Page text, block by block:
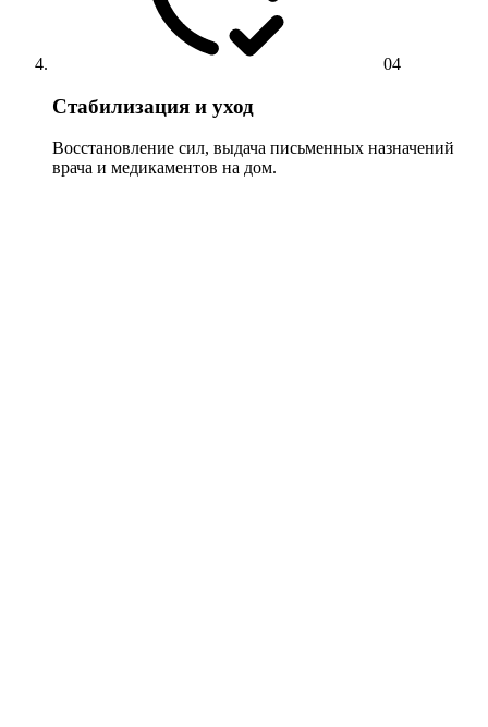
04
Стабилизация и уход
Восстановление сил, выдача письменных назначений
врача и медикаментов на дом.